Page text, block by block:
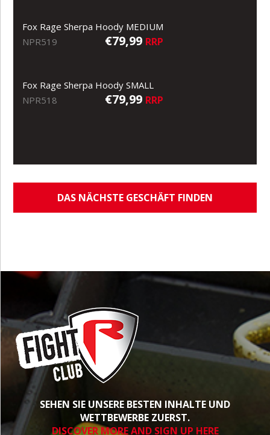
Fox Rage Sherpa Hoody MEDIUM
NPR519
€79,99 RRP
Fox Rage Sherpa Hoody SMALL
NPR518
€79,99 RRP
DAS NÄCHSTE GESCHÄFT FINDEN
SEHEN SIE UNSERE BESTEN INHALTE UND
WETTBEWERBE ZUERST.
DISCOVER MORE AND SIGN UP HERE